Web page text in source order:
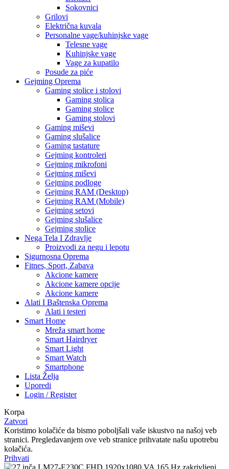
Sokovnici
Grilovi
Električna kuvala
Personalne vage/kuhinjske vage
Telesne vage
Kuhinjske vage
Vage za kupatilo
Posude za piće
Gejming Oprema
Gaming stolice i stolovi
Gaming stolica
Gaming stolice
Gaming stolovi
Gaming miševi
Gaming slušalice
Gaming tastature
Gejming kontroleri
Gejming mikrofoni
Gejming miševi
Gejming podloge
Gejming RAM (Desktop)
Gejming RAM (Mobile)
Gejming setovi
Gejming slušalice
Gejming stolice
Nega Tela I Zdravlje
Proizvodi za negu i lepotu
Sigurnosna Oprema
Fitnes, Sport, Zabava
Akcione kamere
Akcione kamere opcije
Akcione kamere
Alati I Baštenska Oprema
Alati i testeri
Smart Home
Mreža smart home
Smart Hairdryer
Smart Light
Smart Watch
Smartphone
Lista Želja
Uporedi
Login / Register
Korpa
Zatvori
Koristimo kolačiće da bismo poboljšali vaše iskustvo na našoj veb
stranici. Pregledavanjem ove veb stranice prihvatate našu upotrebu
kolačića.
Prihvati